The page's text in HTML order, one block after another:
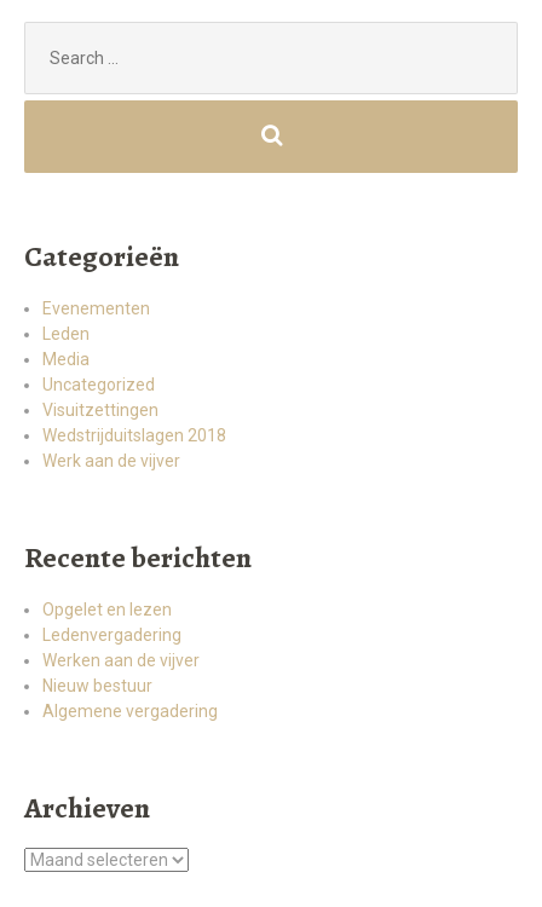
for:
Categorieën
Evenementen
Leden
Media
Uncategorized
Visuitzettingen
Wedstrijduitslagen 2018
Werk aan de vijver
Recente berichten
Opgelet en lezen
Ledenvergadering
Werken aan de vijver
Nieuw bestuur
Algemene vergadering
Archieven
Archieven